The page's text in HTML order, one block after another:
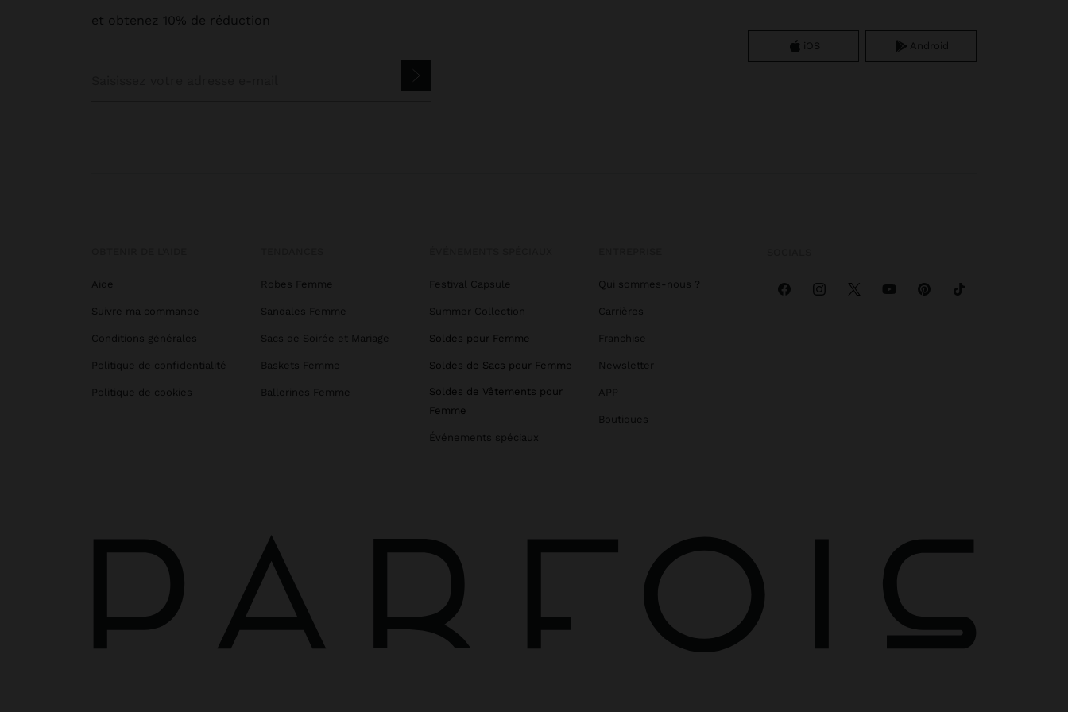
et obtenez 10% de réduction
iOS Android
Aide
Suivre ma commande
Conditions générales
Politique de confidentialité
Politique de cookies
Robes Femme
Sandales Femme
Sacs de Soirée et Mariage
Baskets Femme
Ballerines Femme
Festival Capsule
Summer Collection
Soldes pour Femme
Soldes de Sacs pour Femme
Soldes de Vêtements pour
Femme
Événements spéciaux
Qui sommes-nous ?
Carrières
Franchise
Newsletter
APP
Boutiques